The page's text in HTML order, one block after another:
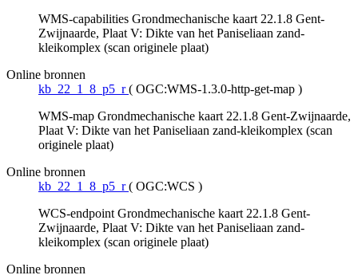
WMS-capabilities Grondmechanische kaart 22.1.8 Gent-
Zwijnaarde, Plaat V: Dikte van het Paniseliaan zand-
kleikomplex (scan originele plaat)
Online bronnen
kb_22_1_8_p5_r ( OGC:WMS-1.3.0-http-get-map )
WMS-map Grondmechanische kaart 22.1.8 Gent-Zwijnaarde,
Plaat V: Dikte van het Paniseliaan zand-kleikomplex (scan
originele plaat)
Online bronnen
kb_22_1_8_p5_r ( OGC:WCS )
WCS-endpoint Grondmechanische kaart 22.1.8 Gent-
Zwijnaarde, Plaat V: Dikte van het Paniseliaan zand-
kleikomplex (scan originele plaat)
Online bronnen